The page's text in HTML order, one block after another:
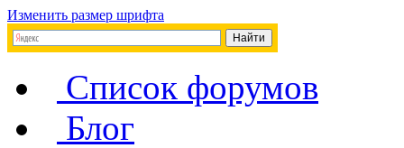
Изменить размер шрифта
Список форумов
Блог